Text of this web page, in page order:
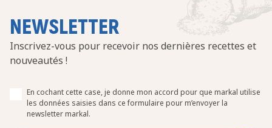
NEWSLETTER
Inscrivez-vous pour recevoir nos dernières recettes et
nouveautés !
En cochant cette case, je donne mon accord pour que markal utilise
les données saisies dans ce formulaire pour m’envoyer la
newsletter markal.